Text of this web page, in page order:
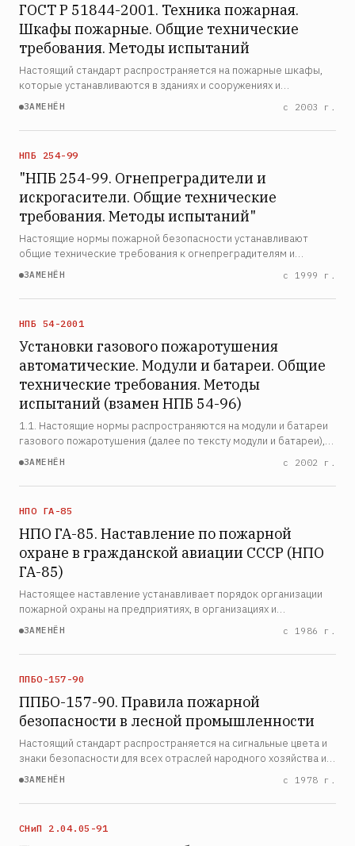
ГОСТ Р 51844-2001. Техника пожарная.
Шкафы пожарные. Общие технические
требования. Методы испытаний
Настоящий стандарт распространяется на пожарные шкафы,
которые устанавливаются в зданиях и сооружениях и
предназначены для размещения пожарного крана и (или)
техничес…
ЗАМЕНЁН с 2003 г.
НПБ 254-99
"НПБ 254-99. Огнепреградители и
искрогасители. Общие технические
требования. Методы испытаний"
Настоящие нормы пожарной безопасности устанавливают
общие технические требования к огнепреградителям и
искрогасителям, а также методы их испытаний. Нормы
применяемые …
ЗАМЕНЁН с 1999 г.
НПБ 54-2001
Установки газового пожаротушения
автоматические. Модули и батареи. Общие
технические требования. Методы
испытаний (взамен НПБ 54-96)
1.1. Настоящие нормы распространяются на модули и батареи
газового пожаротушения (далее по тексту модули и батареи),
которые применяются в автоматических установках газового
ЗАМЕНЁН с 2002 г.
НПО ГА-85
НПО ГА-85. Наставление по пожарной
охране в гражданской авиации СССР (НПО
ГА-85)
Настоящее наставление устанавливает порядок организации
пожарной охраны на предприятиях, в организациях и
учреждениях гражданской авиации СССР. Наставление
ремонтны…
ЗАМЕНЁН с 1986 г.
ППБО-157-90
ППБО-157-90. Правила пожарной
безопасности в лесной промышленности
Настоящий стандарт распространяется на сигнальные цвета и
знаки безопасности для всех отраслей народного хозяйства и
устанавливает назначение, характеристики и порядок
ЗАМЕНЁН с 1978 г.
СНиП 2.04.05-91